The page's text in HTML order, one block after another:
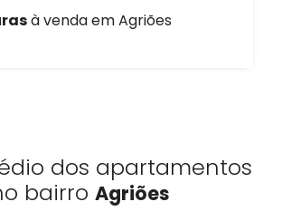
à venda em Agriões
dos apartamentos
bairro Agriões